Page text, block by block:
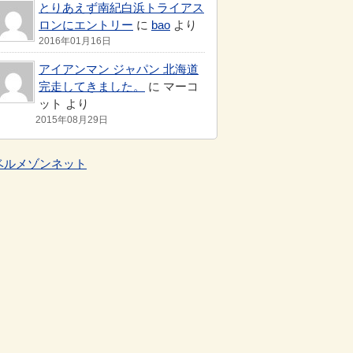
とりあえず南紀白浜トライアス
ロンにエントリー に bao より
2016年01月16日
アイアンマン ジャパン 北海道
完走してきました。
に マーコ
ット より
2015年08月29日